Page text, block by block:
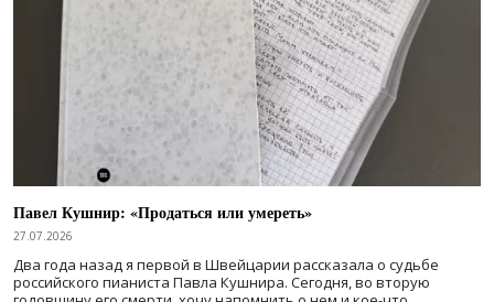
Павел Кушнир: «Продаться или умереть»
27.07.2026
Два года назад я первой в Швейцарии рассказала о судьбе
российского пианиста Павла Кушнира. Сегодня, во вторую